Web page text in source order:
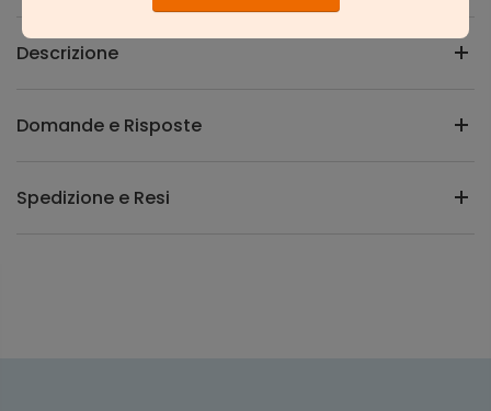
Descrizione
Domande e Risposte
Spedizione e Resi